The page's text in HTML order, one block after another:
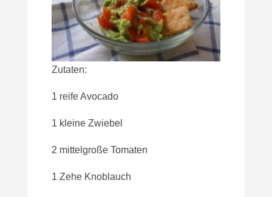
Zutaten:
1 reife Avocado
1 kleine Zwiebel
2 mittelgroße Tomaten
1 Zehe Knoblauch